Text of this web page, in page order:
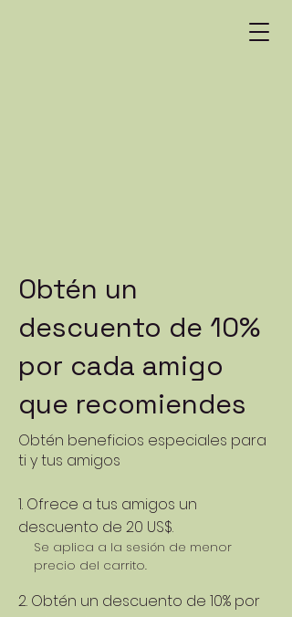
Obtén un
descuento de 10%
por cada amigo
que recomiendes
Obtén beneficios especiales para
ti y tus amigos
Ofrece a tus amigos un
descuento de 20 US$.
Se aplica a la sesión de menor
precio del carrito.
Obtén un descuento de 10% por